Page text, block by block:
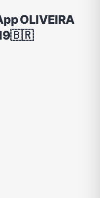
Emagrecimento e Perda de Peso
OLIVEIRA
19🇧🇷